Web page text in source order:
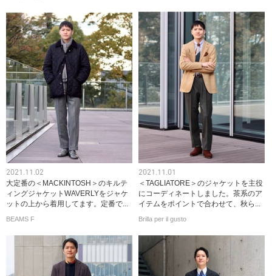
2021.11.02
大定番の＜MACKINTOSH＞のキルテ
ィングジャケットWAVERLYをジャケ
ットの上から着用してます。定番で...
BEAMS F
2021.11.01
＜TAGLIATORE＞のジャケットを主役
にコーディネートしました。茶系のア
イテムをポイントで合わせて、秋ら...
Brilla per il gusto